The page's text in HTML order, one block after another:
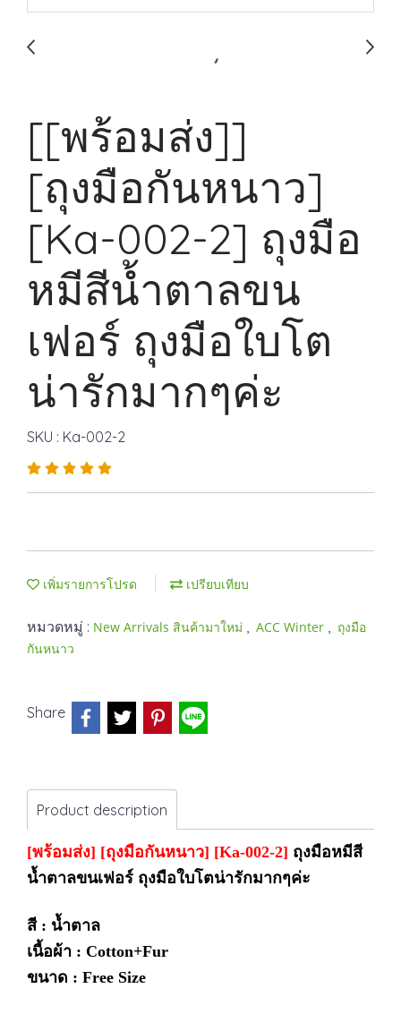
[[พร้อมส่ง]]
[ถุงมือกันหนาว]
[Ka-002-2] ถุงมือ
หมีสีน้ำตาลขน
เฟอร์ ถุงมือใบโต
น่ารักมากๆค่ะ
SKU : Ka-002-2
เพิ่มรายการโปรด เปรียบเทียบ
หมวดหมู่ : New Arrivals สินค้ามาใหม่ , ACC Winter , ถุงมือ
กันหนาว
Share
Product description
[พร้อมส่ง] [ถุงมือกันหนาว] [Ka-002-2] ถุงมือหมีสี
น้ำตาลขนเฟอร์ ถุงมือใบโตน่ารักมากๆค่ะ
สี : น้ำตาล
เนื้อผ้า : Cotton+Fur
ขนาด : Free Size